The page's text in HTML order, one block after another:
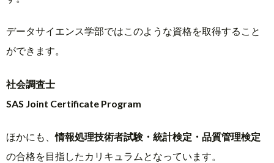
データサイエンス学部ではこのような資格を取得すること
ができます。
社会調査士
SAS Joint Certificate Program
ほかにも、情報処理技術者試験・統計検定・品質管理検定
の合格を目指したカリキュラムとなっています。